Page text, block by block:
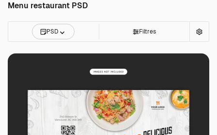
Menu restaurant PSD
PSD Filtres